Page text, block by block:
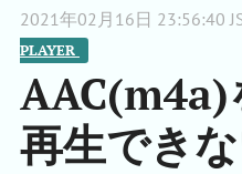
2021年02月16日 23:56:40
PLAYER
再生でき